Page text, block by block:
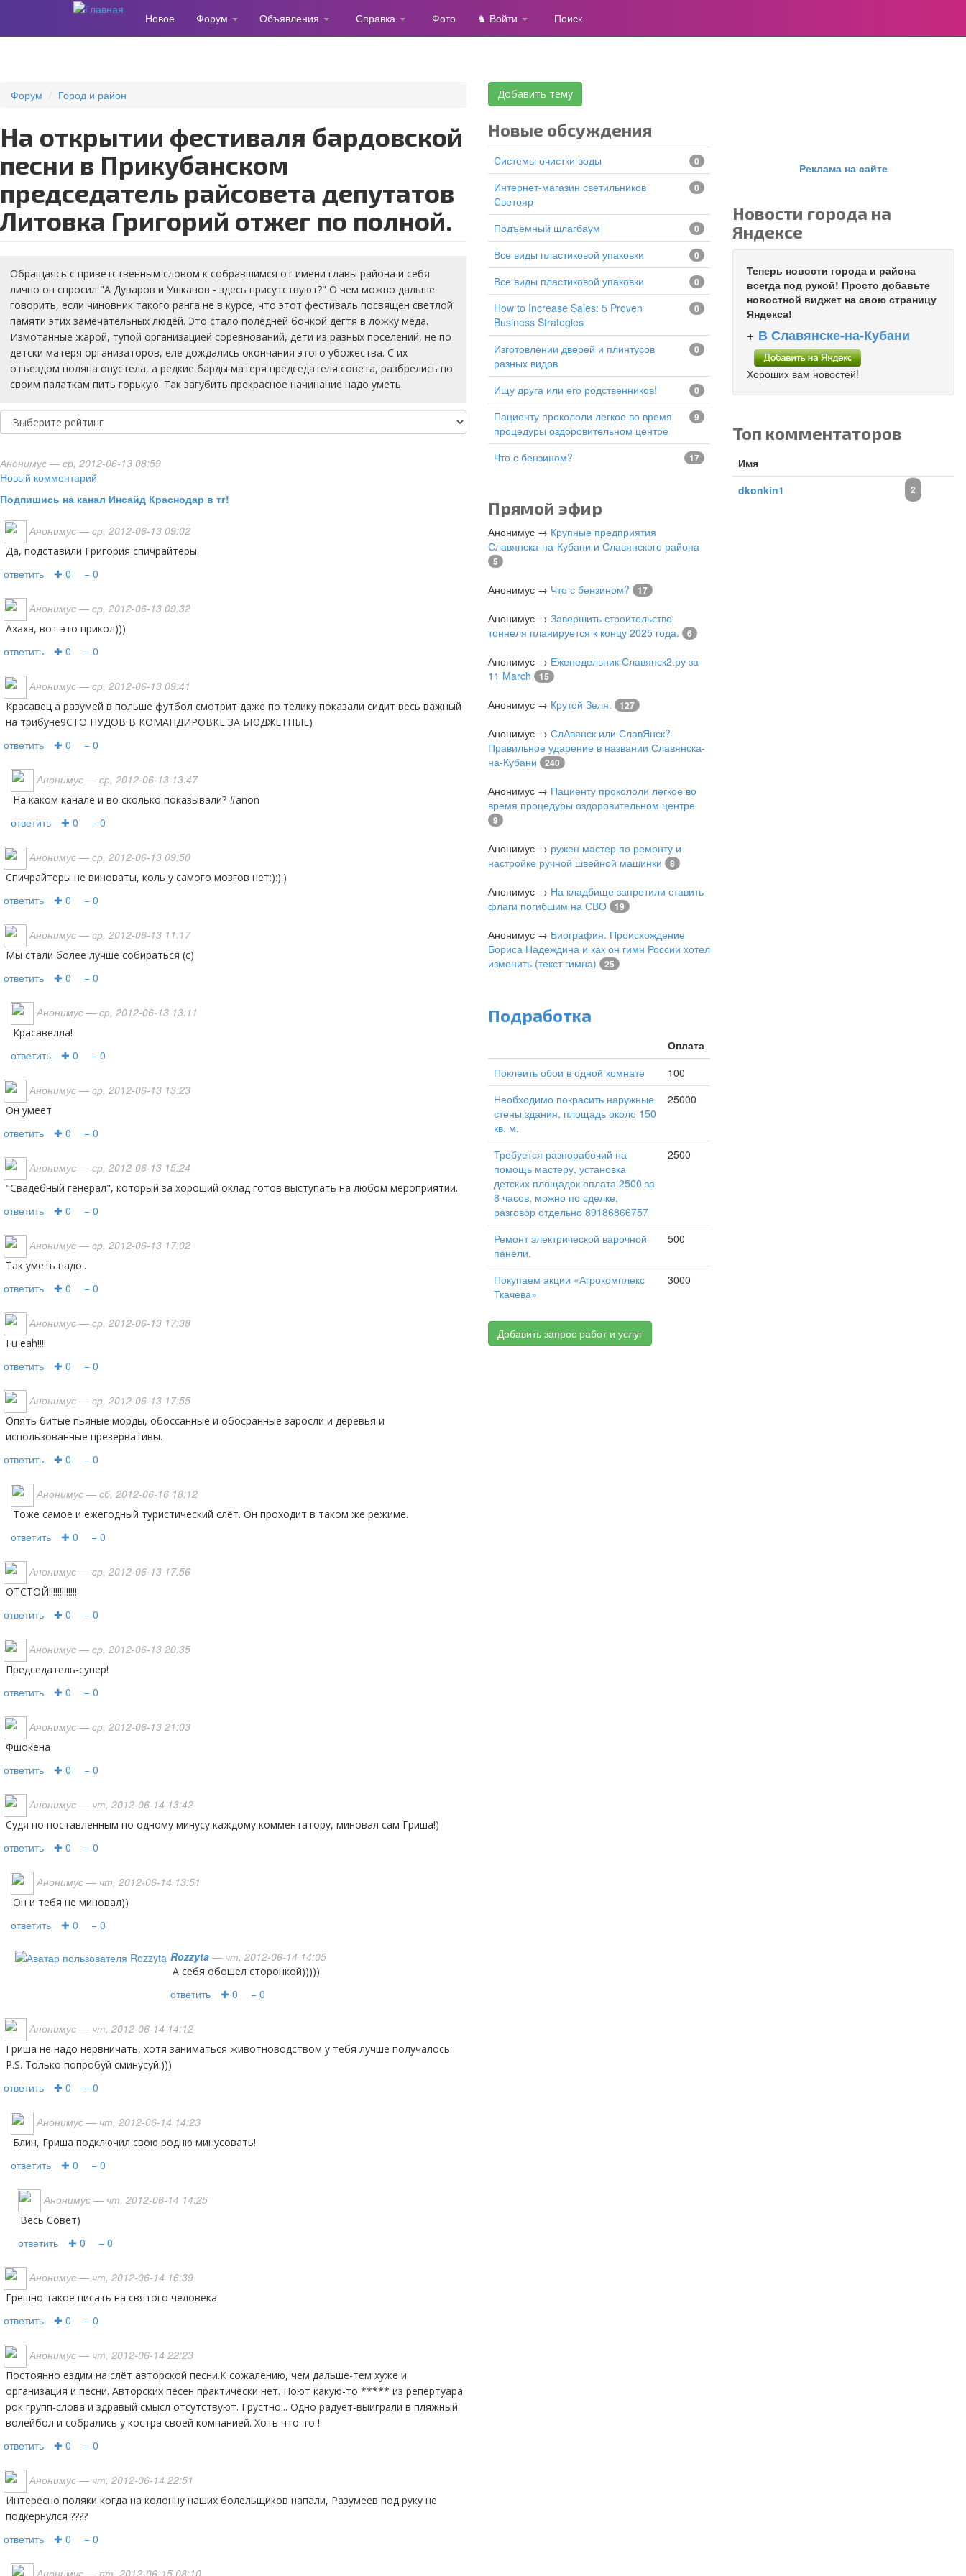
Новое Форум Объявления Справка Фото ♞ Войти Поиск
Форум Город и район
На открытии фестиваля бардовской
песни в Прикубанском
председатель райсовета депутатов
Литовка Григорий отжег по полной.
Обращаясь с приветственным словом к собравшимся от имени главы района и себя
лично он спросил "А Дуваров и Ушканов - здесь присутствуют?" О чем можно дальше
говорить, если чиновник такого ранга не в курсе, что этот фестиваль посвящен светлой
памяти этих замечательных людей. Это стало поледней бочкой дегтя в ложку меда.
Измотанные жарой, тупой организацией соревнований, дети из разных поселений, не по
детски матеря организаторов, еле дождались окончания этого убожества. С их
отъездом поляна опустела, а редкие барды матеря председателя совета, разбрелись по
своим палаткам пить горькую. Так загубить прекрасное начинание надо уметь.
Анонимус — ср, 2012-06-13 08:59
Новый комментарий
Подпишись на канал Инсайд Краснодар в тг!
Анонимус — ср, 2012-06-13 09:02
Да, подставили Григория спичрайтеры.
ответить ✚ 0 − 0
Анонимус — ср, 2012-06-13 09:32
ахаха, вот это прикол)))
ответить ✚ 0 − 0
Анонимус — ср, 2012-06-13 09:41
красавец а разумей в польше футбол смотрит даже по телику показали сидит весь важный
на трибуне9СТО ПУДОВ В КОМАНДИРОВКЕ ЗА БЮДЖЕТНЫЕ)
ответить ✚ 0 − 0
Анонимус — ср, 2012-06-13 13:47
На каком канале и во сколько показывали? #anon
ответить ✚ 0 − 0
Анонимус — ср, 2012-06-13 09:50
Спичрайтеры не виноваты, коль у самого мозгов нет:):):)
ответить ✚ 0 − 0
Анонимус — ср, 2012-06-13 11:17
мы стали более лучше собираться (с)
ответить ✚ 0 − 0
Анонимус — ср, 2012-06-13 13:11
Красавелла!
ответить ✚ 0 − 0
Анонимус — ср, 2012-06-13 13:23
он умеет
ответить ✚ 0 − 0
Анонимус — ср, 2012-06-13 15:24
"Свадебный генерал", который за хороший оклад готов выступать на любом мероприятии.
ответить ✚ 0 − 0
Анонимус — ср, 2012-06-13 17:02
Так уметь надо..
ответить ✚ 0 − 0
Анонимус — ср, 2012-06-13 17:38
fu eah!!!!
ответить ✚ 0 − 0
Анонимус — ср, 2012-06-13 17:55
Опять битые пьяные морды, обоссанные и обосранные заросли и деревья и
использованные презервативы.
ответить ✚ 0 − 0
Анонимус — сб, 2012-06-16 18:12
Тоже самое и ежегодный туристический слёт. Он проходит в таком же режиме.
ответить ✚ 0 − 0
Анонимус — ср, 2012-06-13 17:56
ОТСТОЙ!!!!!!!!!!!!!
ответить ✚ 0 − 0
Анонимус — ср, 2012-06-13 20:35
председатель-супер!
ответить ✚ 0 − 0
Анонимус — ср, 2012-06-13 21:03
фшокена
ответить ✚ 0 − 0
Анонимус — чт, 2012-06-14 13:42
Судя по поставленным по одному минусу каждому комментатору, миновал сам Гриша!)
ответить ✚ 0 − 0
Анонимус — чт, 2012-06-14 13:51
он и тебя не миновал))
ответить ✚ 0 − 0
Rozzyta — чт, 2012-06-14 14:05
а себя обошел сторонкой)))))
ответить ✚ 0 − 0
Анонимус — чт, 2012-06-14 14:12
Гриша не надо нервничать, хотя заниматься животноводством у тебя лучше получалось.
P.S. Только попробуй сминусуй:)))
ответить ✚ 0 − 0
Анонимус — чт, 2012-06-14 14:23
Блин, Гриша подключил свою родню минусовать!
ответить ✚ 0 − 0
Анонимус — чт, 2012-06-14 14:25
весь Совет)
ответить ✚ 0 − 0
Анонимус — чт, 2012-06-14 16:39
Грешно такое писать на святого человека.
ответить ✚ 0 − 0
Анонимус — чт, 2012-06-14 22:23
Постоянно ездим на слёт авторской песни.К сожалению, чем дальше-тем хуже и
организация и песни. Авторских песен практически нет. Поют какую-то ***** из репертуара
рок групп-слова и здравый смысл отсутствуют. Грустно... Одно радует-выиграли в пляжный
волейбол и собрались у костра своей компанией. Хоть что-то !
ответить ✚ 0 − 0
Анонимус — чт, 2012-06-14 22:51
интересно поляки когда на колонну наших болельщиков напали, Разумеев под руку не
подкернулся ????
ответить ✚ 0 − 0
Анонимус — пт, 2012-06-15 08:10
Добавить тему
Новые обсуждения
Системы очистки воды 0
Интернет-магазин светильников
Светояр
0
подъёмный шлагбаум 0
все виды пластиковой упаковки 0
все виды пластиковой упаковки 0
How to Increase Sales: 5 Proven
Business Strategies
0
изготовлении дверей и плинтусов
разных видов
0
Ищу друга или его родственников! 0
Пациенту прокололи легкое во время
процедуры оздоровительном центре
9
Что с бензином? 17
Прямой эфир
Анонимус → Крупные предприятия
Славянска-на-Кубани и Славянского района
5
Анонимус → Что с бензином? 17
Анонимус → Завершить строительство
тоннеля планируется к концу 2025 года.
6
Анонимус → Еженедельник Славянск2.ру за
11 March
15
Анонимус → Крутой Зеля. 127
Анонимус → СлАвянск или СлавЯнск?
Правильное ударение в названии Славянска-
на-Кубани
240
Анонимус → Пациенту прокололи легкое во
время процедуры оздоровительном центре
9
Анонимус → ружен мастер по ремонту и
настройке ручной швейной машинки
8
Анонимус → На кладбище запретили ставить
флаги погибшим на СВО
19
Анонимус → Биография. Происхождение
Бориса Надеждина и как он гимн России хотел
изменить (текст гимна)
25
Подработка
Оплата
Поклеить обои в одной комнате
100
Необходимо покрасить наружные
стены здания, площадь около 150
кв. м.
25000
Требуется разнорабочий на
помощь мастеру, установка
детских площадок оплата 2500 за
8 часов, можно по сделке,
разговор отдельно 89186866757
2500
Ремонт электрической варочной
панели.
500
Покупаем акции «Агрокомплекс
Ткачева»
3000
Добавить запрос работ и услуг
Реклама на сайте
Новости города на
Яндексе
Теперь новости города и района
всегда под рукой! Просто добавьте
новостной виджет на свою страницу
Яндекса!
+ В Славянске-на-Кубани
Хороших вам новостей!
Топ комментаторов
Имя
dkonkin1
2